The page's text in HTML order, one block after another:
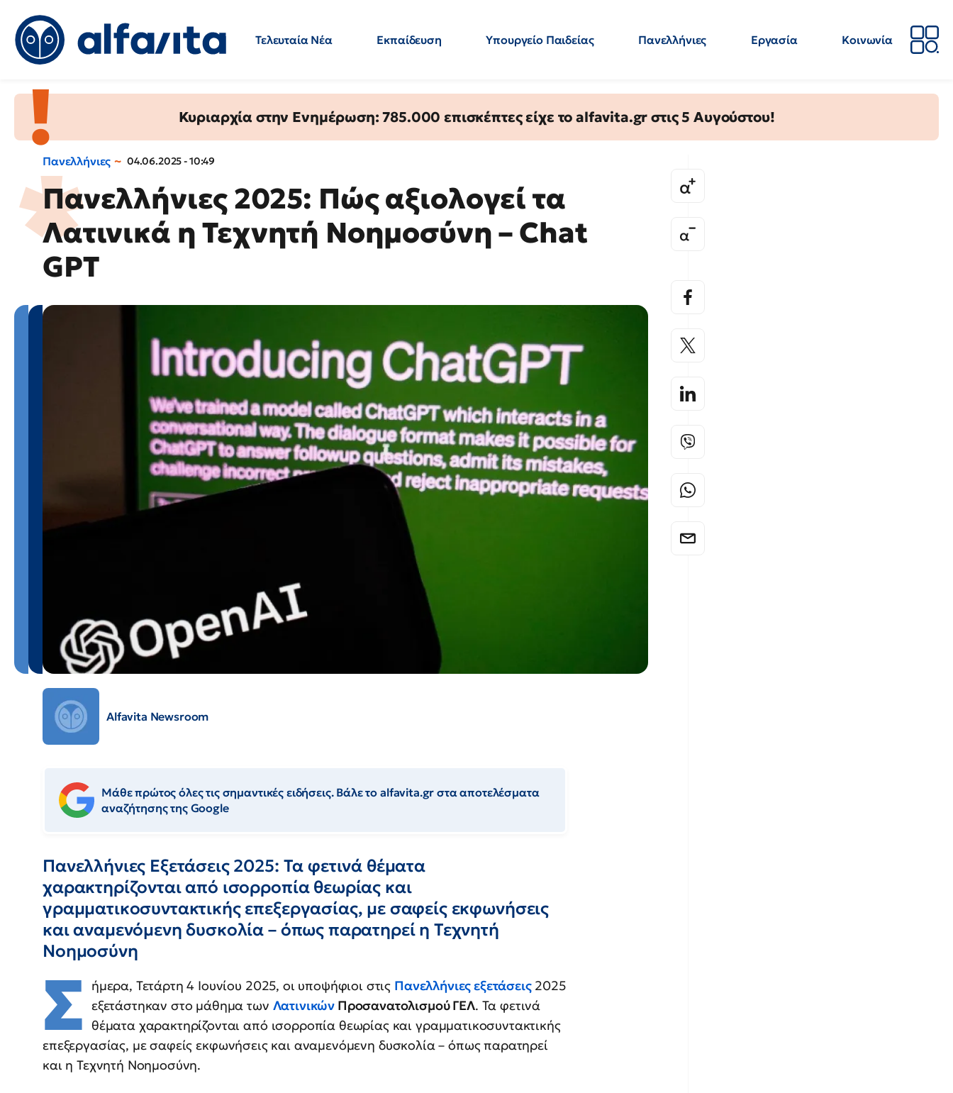
Τελευταία Νέα Εκπαίδευση Υπουργείο Παιδείας Πανελλήνιες Εργασία
Κοινωνία
Κυριαρχία στην Ενημέρωση: 785.000 επισκέπτες είχε το alfavita.gr στις 5 Αυγούστου!
Πανελλήνιες 04.06.2025 - 10:49
Πανελλήνιες 2025: Πώς αξιολογεί τα
Λατινικά η Τεχνητή Νοημοσύνη – Chat
GPT
Alfavita Newsroom
Μάθε πρώτος όλες τις σημαντικές ειδήσεις. Βάλε το alfavita.gr στα αποτελέσματα
αναζήτησης της Google
Πανελλήνιες Εξετάσεις 2025: Τα φετινά θέματα
χαρακτηρίζονται από ισορροπία θεωρίας και
γραμματικοσυντακτικής επεξεργασίας, με σαφείς εκφωνήσεις
και αναμενόμενη δυσκολία – όπως παρατηρεί η Τεχνητή
Νοημοσύνη
Σ ήμερα, Τετάρτη 4 Ιουνίου 2025, οι υποψήφιοι στις Πανελλήνιες εξετάσεις2025
εξετάστηκαν στο μάθημα των Λατινικών Προσανατολισμού ΓΕΛ. Τα φετινά
θέματα χαρακτηρίζονται από ισορροπία θεωρίας και γραμματικοσυντακτικής
επεξεργασίας, με σαφείς εκφωνήσεις και αναμενόμενη δυσκολία – όπως παρατηρεί
και η Τεχνητή Νοημοσύνη.